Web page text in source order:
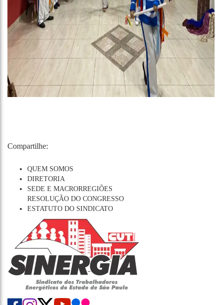
Compartilhe:
QUEM SOMOS
DIRETORIA
SEDE E MACRORREGIÕES
RESOLUÇÃO DO CONGRESSO
ESTATUTO DO SINDICATO